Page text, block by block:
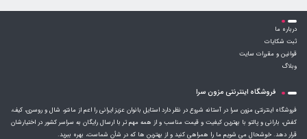
درباره ما
ثبت شکایات
قوانین و مقررات سایت
فروشگاه اینترنتی مزون سرا
فروشگاه اینترنتی مزون سرا در آستانه شروع در نظر دارد استایل بانوان عزیز ایرانی را اعم از مانتو، شال و روسری، کیف،